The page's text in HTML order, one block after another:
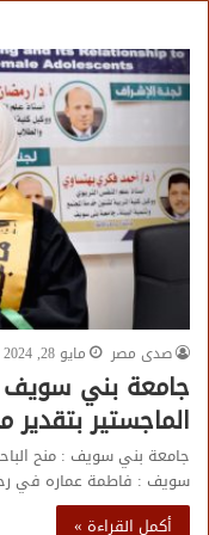
صدى مصر
مايو 28, 2024
جامعة بني سويف
الماجستير بتقدير
جامعة بني سويف : منح
سويف : فاطمة عماره في
أكمل القراءة »